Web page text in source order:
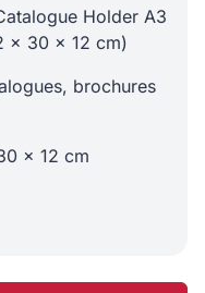
Holder A3
× 30 × 12 cm)
brochures
× 12 cm